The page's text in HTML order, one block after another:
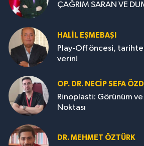
ÇAĞRIM SARAN VE
HALIL EŞMEBAŞI
Play-Off öncesi,
verin!
OP. DR. NECIP SEFA
Rinoplasti: Görünüm ve
Noktası
DR. MEHMET ÖZTÜRK